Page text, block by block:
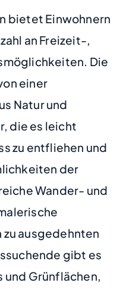
bietet Einwohnern
an Freizeit-,
Die
einer
Natur und
die es leicht
zu entfliehen und
der
Wander- und
ausgedehnten
gibt es
Grünflächen,